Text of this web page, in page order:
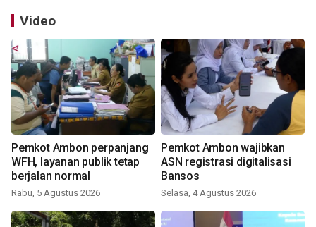
Video
Pemkot Ambon perpanjang
WFH, layanan publik tetap
berjalan normal
Rabu, 5 Agustus 2026
Pemkot Ambon wajibkan
ASN registrasi digitalisasi
Bansos
Selasa, 4 Agustus 2026